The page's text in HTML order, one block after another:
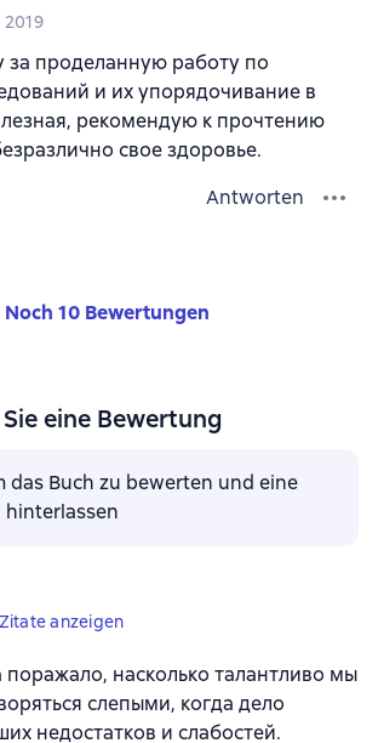
за проделанную работу по
и их упорядочивание в
рекомендую к прочтению
свое здоровье.
Antworten
Noch 10 Bewertungen
eine Bewertung
das Buch zu bewerten und eine
hinterlassen
anzeigen
поражало, насколько талантливо мы
слепыми, когда дело
недостатков и слабостей.